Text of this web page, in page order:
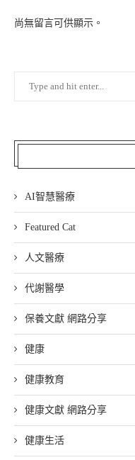
尚無留言可供顯示。
AI智慧醫療
Featured Cat
人文醫療
代謝醫學
保養文獻 網路分享
健康
健康教育
健康文獻 網路分享
健康生活